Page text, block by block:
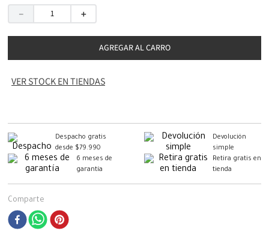
＋
－
AGREGAR AL CARRO
VER STOCK EN TIENDAS
Despacho gratis
desde $79.990
Devolución
simple
6 meses de
garantía
Retira gratis en
tienda
Comparte